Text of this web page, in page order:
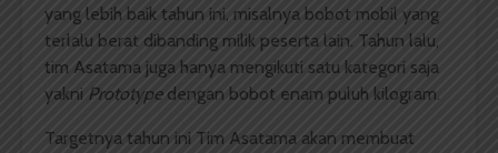
yang lebih baik tahun ini, misalnya bobot mobil yang
terlalu berat dibanding milik peserta lain. Tahun lalu,
tim Asatama juga hanya mengikuti satu kategori saja
yakni Prototypedengan bobot enam puluh kilogram.
Targetnya tahun ini Tim Asatama akan membuat